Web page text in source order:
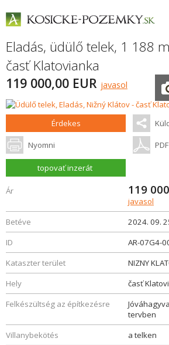
Eladás, üdülő telek, 1 188 m
časť Klatovianka
119 000,00 EUR javasol
Érdekes
Nyomni PDF
topovať inzerát
Ár 119
javasol
Betéve
2024. 09.
ID
AR-07G4-
Kataszter terület
NIZNY
Hely
časť
Felkészültség az építkezésre
tervben
Villanybekötés
a telken